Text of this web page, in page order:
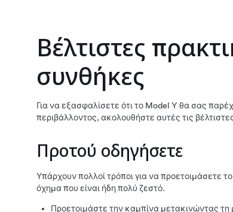
Βέλτιστες
συνθήκες
Για να εξασφαλίσετε ότι το Model Y θα σας
περιβάλλοντος, ακολουθήστε αυτές τις
Προτού οδηγήσετε
Υπάρχουν πολλοί τρόποι για να προετοιμάσετε
όχημα που είναι ήδη πολύ ζεστό.
Προετοιμάστε την καμπίνα μετακινώντας